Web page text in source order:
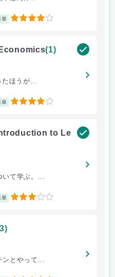
単 4
(1)
たほうが...
単 4
to Le
いて学ぶ。...
単 3
ンとやって...